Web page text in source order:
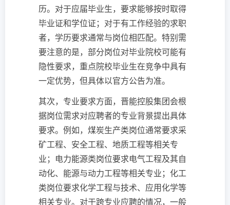
历。对于应届毕业生，要求能够按时取得
毕业证和学位证；对于有工作经验的求职
者，学历要求通常与岗位相匹配。特别需
要注意的是，部分岗位对毕业院校可能有
隐性要求，重点院校毕业生在竞争中具有
一定优势，但具体以官方公告为准。
其次，专业要求方面，晋能控股集团会根
据岗位需求对应聘者的专业背景提出具体
要求。例如，煤炭生产类岗位通常要求采
矿工程、安全工程、地质工程等相关专
业；电力能源类岗位要求电气工程及其自
动化、能源与动力工程等相关专业；化工
类岗位要求化学工程与技术、应用化学等
相关专业。对于跨专业应聘的情况，一般